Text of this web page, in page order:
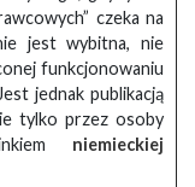
czeka na
jest wybitna, nie
funkcjonowaniu
jednak publikacją
tylko przez osoby
niemieckiej